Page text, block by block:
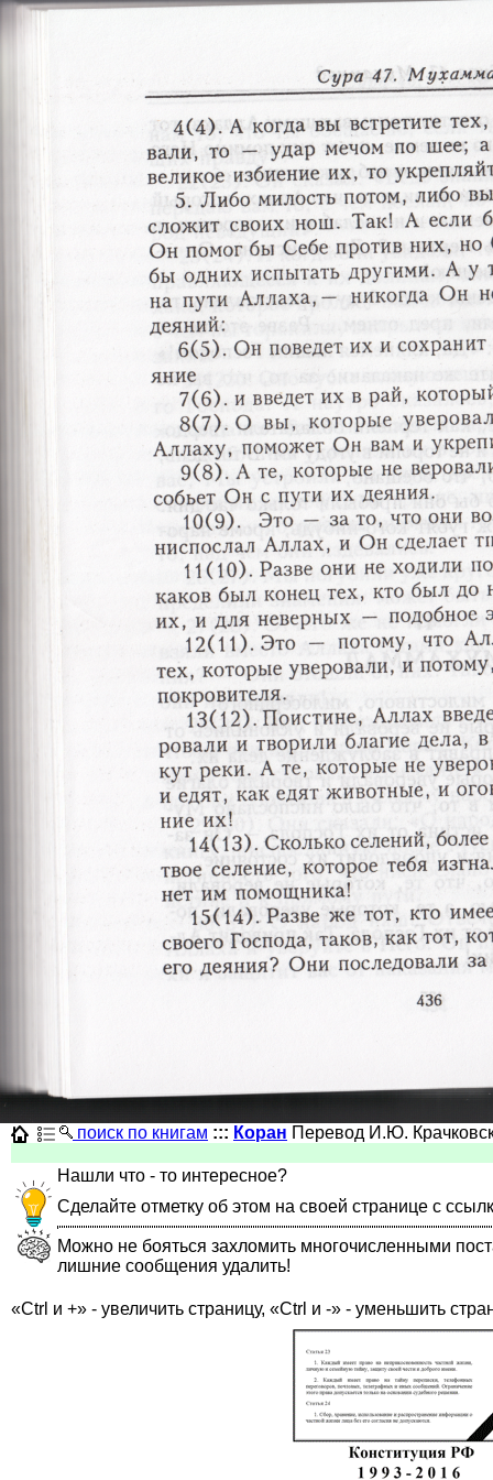
поиск по книгам ::: Коран Перевод И.Ю.
Нашли что - то интересное?
Сделайте отметку об этом на своей странице с
Можно не бояться захломить многочисленными
лишние сообщения удалить!
«Ctrl и +» - увеличить страницу, «Ctrl и -» - уменьшить